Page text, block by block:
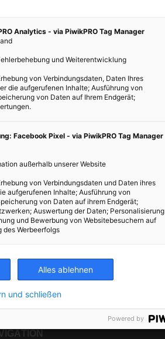
Analytics - via PiwikPRO Tag Manager
und Weiterentwicklung
von Verbindungsdaten, Daten Ihres
die aufgerufenen Inhalte; Ausführung von
von Daten auf Ihrem Endgerät;
Facebook Pixel - via PiwikPRO Tag Manager
außerhalb unserer Website
von Verbindungsdaten und Daten ihres
aufgerufenen Inhalte; Ausführung von
von Daten auf ihrem Endgerät;
Auswertung der Daten; Personalisierung
und Bewerbung von Websitebesuchern auf
des Werbeerfolgs
Alles ablehnen
und schließen
Powered by